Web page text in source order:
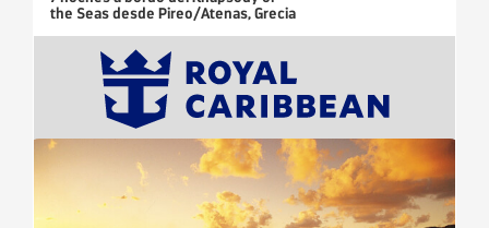
the Seasdesde Pireo/Atenas, Grecia